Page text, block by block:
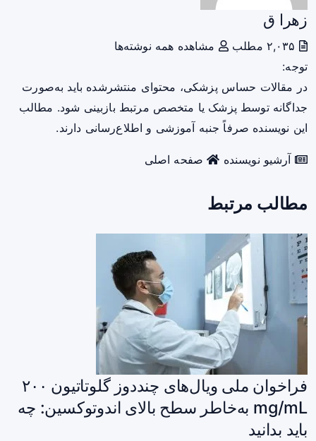
زهرا ق
مشاهده همه نوشته‌ها
توجه:
در مقالات حساس پزشکی، محتوای منتشرشده باید به‌صورت
جداگانه توسط پزشک یا متخصص مرتبط بازبینی شود. مطالب
این نویسنده صرفاً جنبه آموزشی و اطلاع‌رسانی دارند.
آرشیو نویسنده صفحه اصلی
مطالب مرتبط
فراخوان ملی ویال‌های چنددوز گلوتاتیون ۲۰۰
mg/mL به‌خاطر سطح بالای اندوتوکسین: چه
باید بدانید